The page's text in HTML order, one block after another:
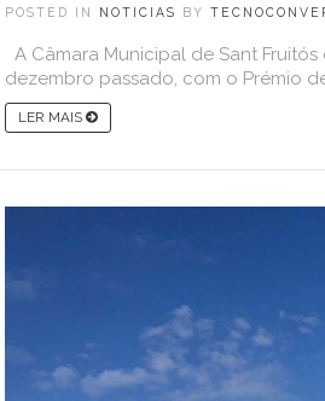
POSTED IN NOTICIAS BY
A Câmara Municipal de Sant
dezembro passado, com o Prémio
LER MAIS